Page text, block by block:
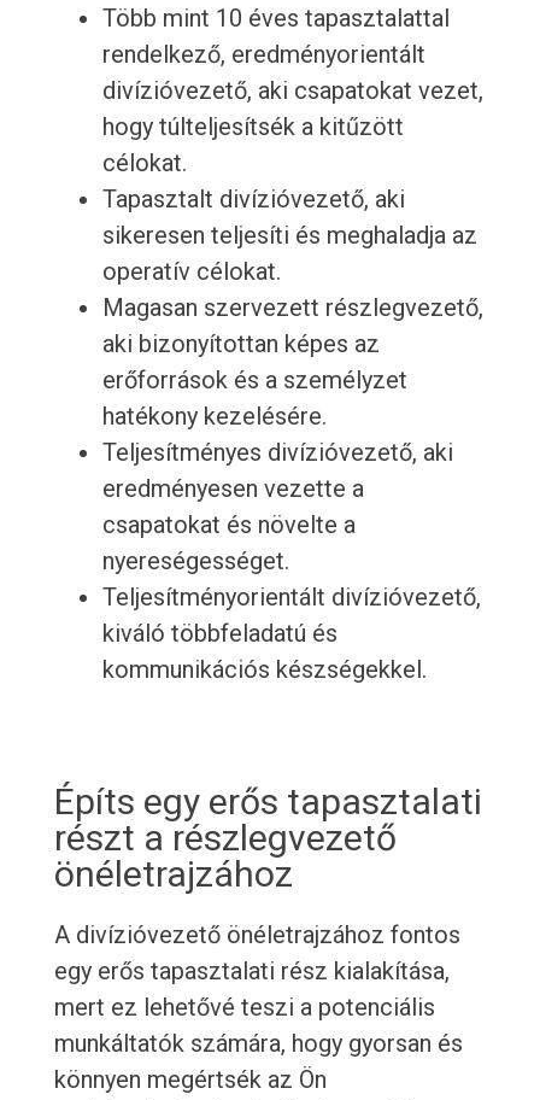
Több mint 10 éves tapasztalattal
rendelkező, eredményorientált
divízióvezető, aki csapatokat vezet,
hogy túlteljesítsék a kitűzött
célokat.
Tapasztalt divízióvezető, aki
sikeresen teljesíti és meghaladja az
operatív célokat.
Magasan szervezett részlegvezető,
aki bizonyítottan képes az
erőforrások és a személyzet
hatékony kezelésére.
Teljesítményes divízióvezető, aki
eredményesen vezette a
csapatokat és növelte a
nyereségességet.
Teljesítményorientált divízióvezető,
kiváló többfeladatú és
kommunikációs készségekkel.
Építs egy erős tapasztalati
részt a részlegvezető
önéletrajzához
A divízióvezető önéletrajzához fontos
egy erős tapasztalati rész kialakítása,
mert ez lehetővé teszi a potenciális
munkáltatók számára, hogy gyorsan és
könnyen megértsék az Ön